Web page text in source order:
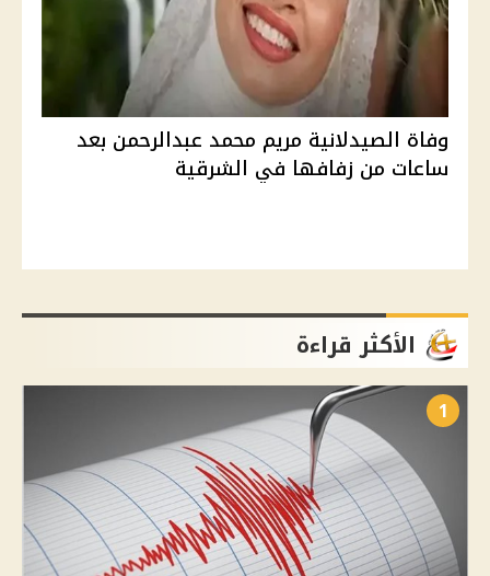
وفاة الصيدلانية مريم محمد عبدالرحمن بعد
ساعات من زفافها في الشرقية
الأكثر قراءة
1